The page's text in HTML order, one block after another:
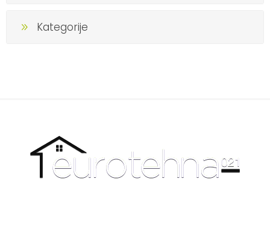
Kategorije